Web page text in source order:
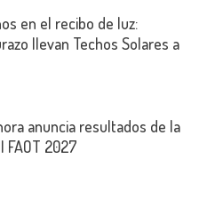
en el recibo de luz:
llevan Techos Solares a
anuncia resultados de la
FAOT 2027